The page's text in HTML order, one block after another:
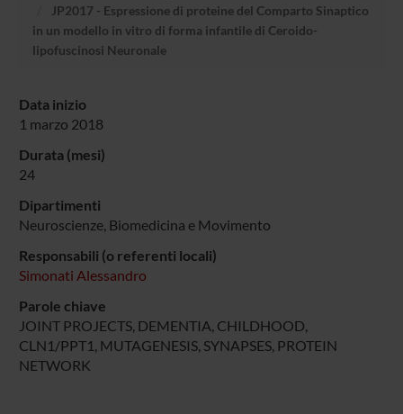
JP2017 - Espressione di proteine del Comparto Sinaptico
in un modello in vitro di forma infantile di Ceroido-
lipofuscinosi Neuronale
Data inizio
1 marzo 2018
Durata (mesi)
24
Dipartimenti
Neuroscienze, Biomedicina e Movimento
Responsabili (o referenti locali)
Simonati Alessandro
Parole chiave
JOINT PROJECTS, DEMENTIA, CHILDHOOD,
CLN1/PPT1, MUTAGENESIS, SYNAPSES, PROTEIN
NETWORK